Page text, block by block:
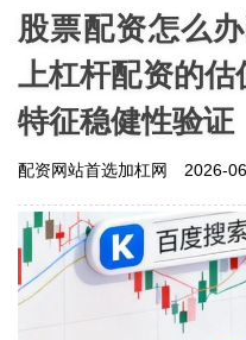
股票配资怎么
上杠杆配资的
特征稳健性验证
配资网站首选加杠网 2026-